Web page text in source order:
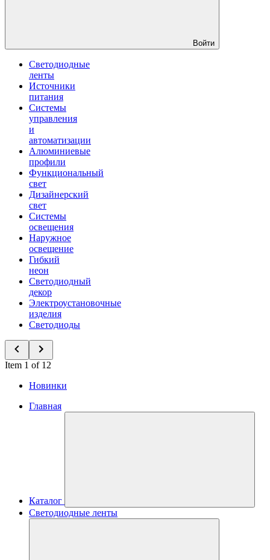
Войти
Светодиодные
ленты
Источники
питания
Системы
управления
и
автоматизации
Алюминиевые
профили
Функциональный
свет
Дизайнерский
свет
Системы
освещения
Наружное
освещение
Гибкий
неон
Светодиодный
декор
Электроустановочные
изделия
Светодиоды
Item 1 of 12
Новинки
Главная
Каталог
Светодиодные ленты